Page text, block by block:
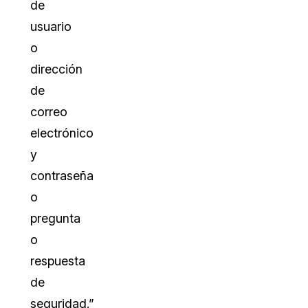
de
usuario
o
dirección
de
correo
electrónico
y
contraseña
o
pregunta
o
respuesta
de
seguridad.”